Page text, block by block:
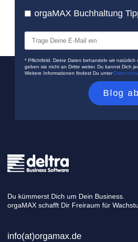
orgaMAX Buchhaltung
* Pflichtfeld. Deine Daten behandeln wir natürlich
geben sie nicht an Dritte weiter. Du kannst Dich
Weitere Informationen findest Du unter
Du kümmerst Dich um Dein Business.
orgaMAX schafft Dir Freiraum für
info(at)orgamax.de